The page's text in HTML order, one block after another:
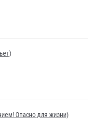
Опасно для жизни)